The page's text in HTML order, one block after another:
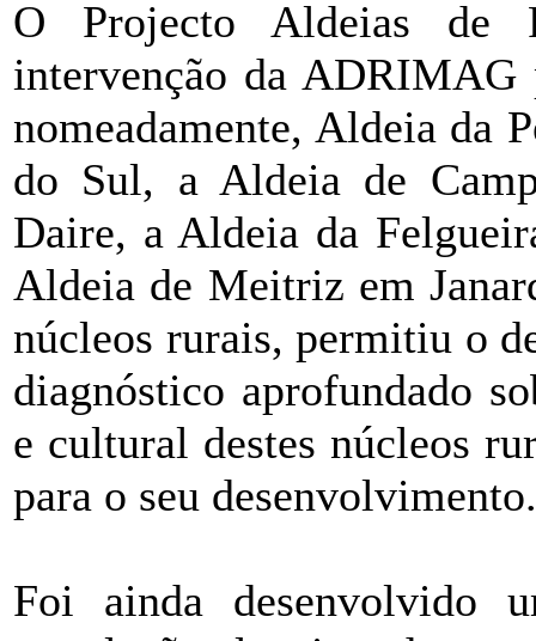
O Projecto Aldeias de
intervenção da ADRIMAG
nomeadamente, Aldeia da
do Sul, a Aldeia de
Daire, a Aldeia da
Aldeia de Meitriz em
núcleos rurais, permitiu o
diagnóstico aprofundado
e cultural destes núcleos
para o seu desenvolvimento.
Foi ainda desenvolvido